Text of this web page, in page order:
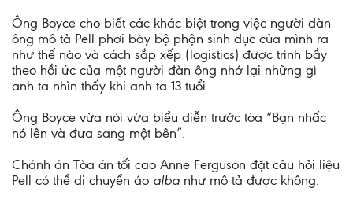
Ông Boyce cho biết các khác biệt trong việc người đàn
ông mô tả Pell phơi bày bộ phận sinh dục của mình ra
như thế nào và cách sắp xếp (logistics) được trình bầy
theo hồi ức của một người đàn ông nhớ lại những gì
anh ta nhìn thấy khi anh ta 13 tuổi.
Ông Boyce vừa nói vừa biểu diễn trước tòa “Bạn nhấc
nó lên và đưa sang một bên”.
Chánh án Tòa án tối cao Anne Ferguson đặt câu hỏi liệu
Pell có thể di chuyển áo alba như mô tả được không.